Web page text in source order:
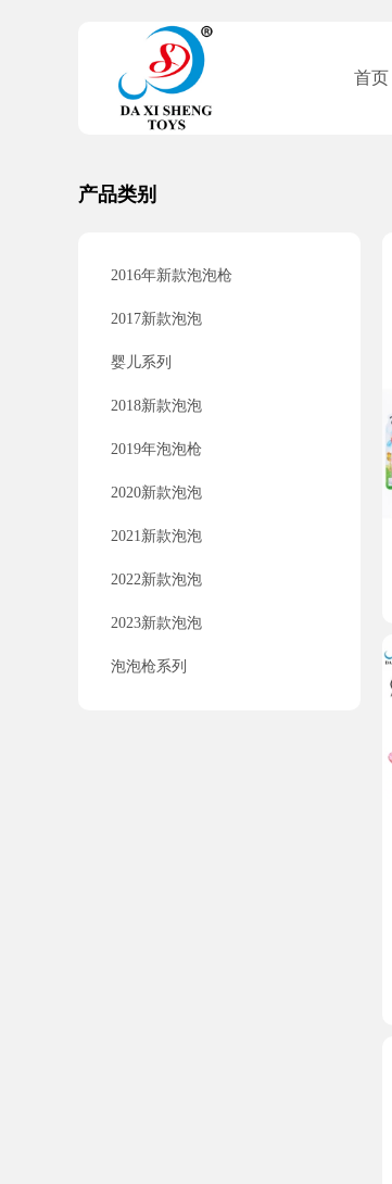
首页
产品类别
2016年新款泡泡枪
2017新款泡泡
婴儿系列
2018新款泡泡
2019年泡泡枪
2020新款泡泡
2021新款泡泡
2022新款泡泡
2023新款泡泡
泡泡枪系列